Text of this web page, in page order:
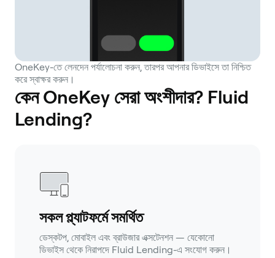
OneKey-তে লেনদেন পর্যালোচনা করুন, তারপর আপনার ডিভাইসে তা নিশ্চিত
করে স্বাক্ষর করুন।
কেন OneKey সেরা অংশীদার? Fluid
Lending?
সকল প্ল্যাটফর্মে সমর্থিত
ডেস্কটপ, মোবাইল এবং ব্রাউজার এক্সটেনশন — যেকোনো
ডিভাইস থেকে নিরাপদে Fluid Lending-এ সংযোগ করুন।